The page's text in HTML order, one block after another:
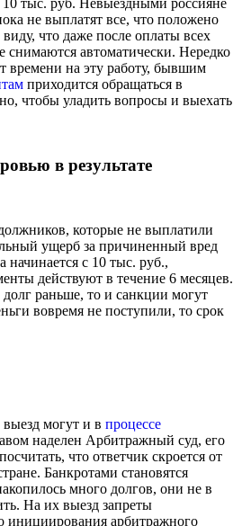
тыс. руб. Невыездными россияне
не выплатят все, что положено
что даже после оплаты всех
снимаются автоматически. Нередко
времени на эту работу, бывшим
приходится обращаться в
чтобы уладить вопросы и выехать
в результате
которые не выплатили
ущерб за причиненный вред
с 10 тыс. руб.,
действуют в течение 6 месяцев.
раньше, то и санкции могут
вовремя не поступили, то срок
могут и в процессе
наделен Арбитражный суд, его
что ответчик скроется от
Банкротами становятся
много долгов, они не в
На их выезд запреты
инициирования арбитражного